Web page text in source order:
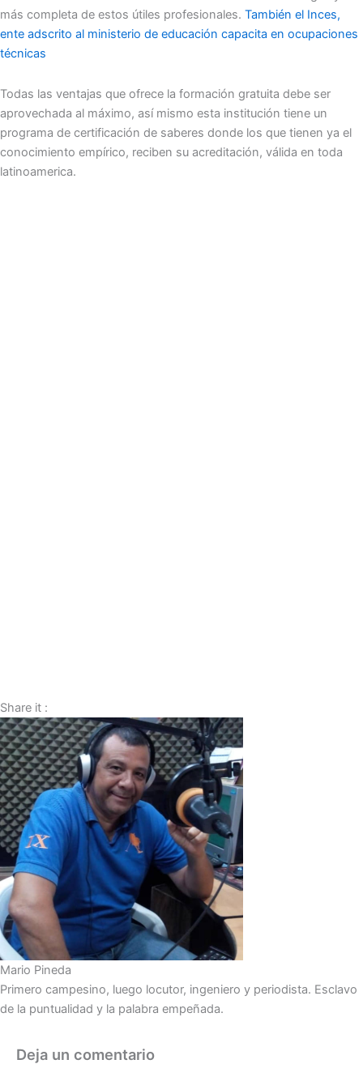
más completa de estos útiles profesionales. También el Inces,
ente adscrito al ministerio de educación capacita en ocupaciones
técnicas
Todas las ventajas que ofrece la formación gratuita debe ser
aprovechada al máximo, así mismo esta institución tiene un
programa de certificación de saberes donde los que tienen ya el
conocimiento empírico, reciben su acreditación, válida en toda
latinoamerica.
Share it :
Mario Pineda
Primero campesino, luego locutor, ingeniero y periodista. Esclavo
de la puntualidad y la palabra empeñada.
Deja un comentario